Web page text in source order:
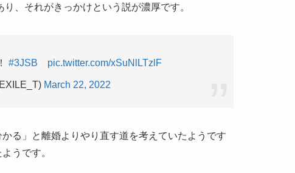
、それがきっかけという説が濃厚です。
#3JSB pic.twitter.com/xSuNlLTzlF
March 22, 2022
る」と離婚よりやり直す道を考えていたようです
うです。